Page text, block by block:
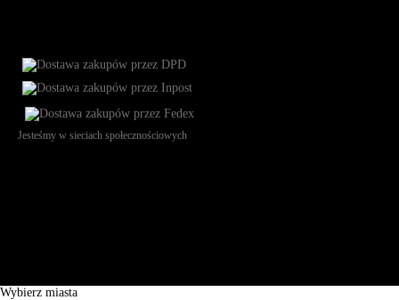
Jesteśmy w sieciach społecznościowych
Wybierz miasta